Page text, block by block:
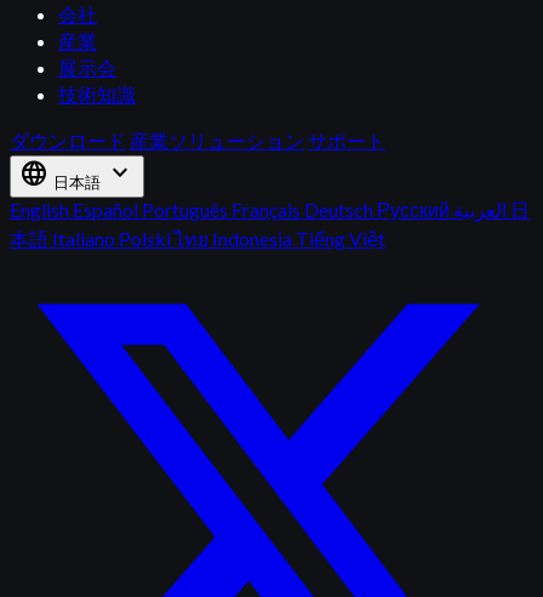
会社
産業
展示会
技術知識
ダウンロード 産業ソリューション サポート
language 日本語 expand_more
English Español Português Français Deutsch Русский
日
本語 Italiano Polskiไทย Indonesia Tiếng Việt